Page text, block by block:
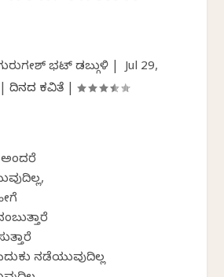
ಭಟ್ ಡಬ್ಗುಳಿ |Jul 29,
ದಿನದ ಕವಿತೆ|
ನಡೆಯುವುದಿಲ್ಲ